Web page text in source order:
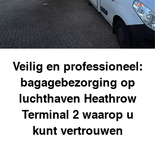
Veilig en professioneel:
bagagebezorging op
luchthaven Heathrow
Terminal 2 waarop u
kunt vertrouwen